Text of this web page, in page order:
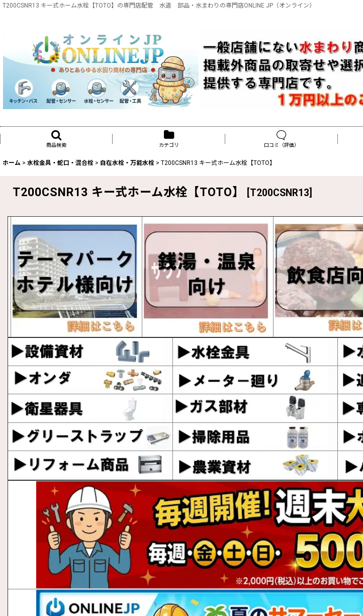
T200CSNR13 キー式ホーム水栓【TOTO】の専門店配管 水道 部品・水まわりの専門店ONLINE JP（オンライン）
商品検索 カテゴリ 口コミ（評価）
ホーム > 水栓金具・蛇口・混合栓 > 自在水栓・万能水栓 > T200CSNR13 キー式ホーム水栓【TOTO】
T200CSNR13 キー式ホーム水栓【TOTO】 T200CSNR13